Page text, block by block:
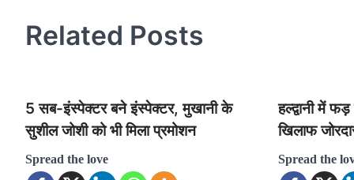
Related Posts
5 सब-इंस्पेक्टर बने इंस्पेक्टर, मुखानी के
सुशील जोशी को भी मिला प्रमोशन
Spread the love
हल्द्वानी में
खिलाफ
Spread the